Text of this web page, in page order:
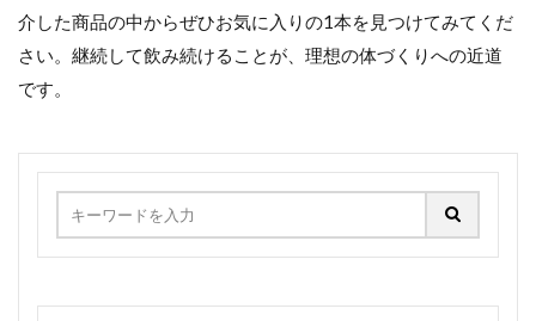
介した商品の中からぜひお気に入りの1本を見つけてみてくだ
さい。継続して飲み続けることが、理想の体づくりへの近道
です。